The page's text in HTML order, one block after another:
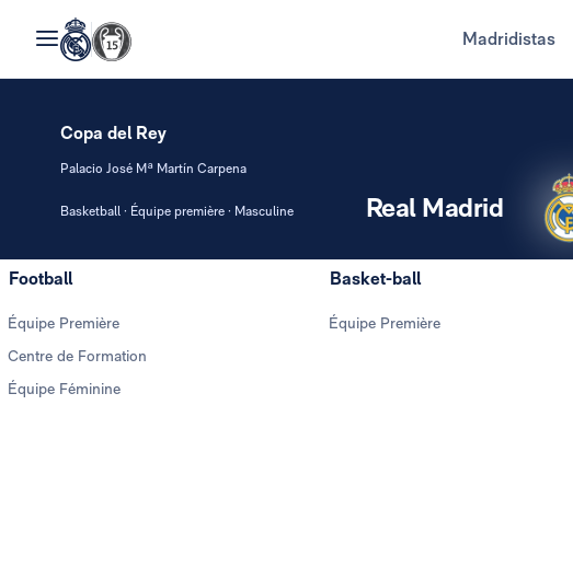
Madridistas
Copa del Rey
Palacio José Mª Martín Carpena
Basketball · Équipe première · Masculine Real Madrid
Football
Équipe Première
Centre de Formation
Équipe Féminine
Basket-ball
Équipe Première